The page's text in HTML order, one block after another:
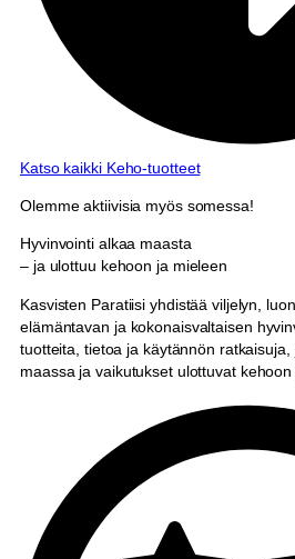
Katso kaikki Keho-tuotteet
Olemme aktiivisia myös somessa!
Hyvinvointi alkaa maasta
– ja ulottuu kehoon ja mieleen
Kasvisten Paratiisi yhdistää viljelyn,
elämäntavan ja kokonaisvaltaisen
tuotteita, tietoa ja käytännön
maassa ja vaikutukset ulottuvat kehoon